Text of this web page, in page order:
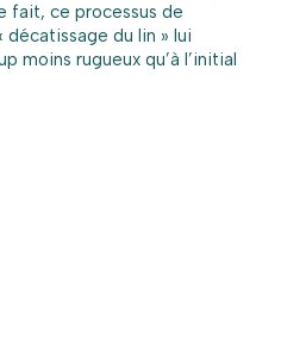
fait, ce processus de
du lin » lui
moins rugueux qu’à l’initial